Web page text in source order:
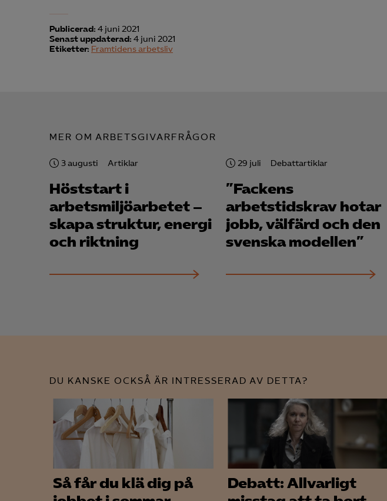
Publicerad: 4 juni 2021
Senast uppdaterad: 4 juni 2021
Etiketter: Framtidens arbetsliv
MER OM ARBETSGIVARFRÅGOR
3 augusti Artiklar
Höststart i
arbetsmiljö­arbetet –
skapa struktur, energi
och riktning
29 juli Debattartiklar
”Fackens
arbetstidskrav hotar
jobb, välfärd och den
svenska modellen”
DU KANSKE OCKSÅ ÄR INTRESSERAD AV DETTA?
Så får du klä dig på
Debatt: Allvarligt